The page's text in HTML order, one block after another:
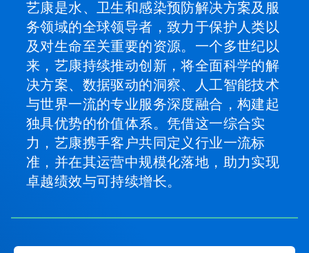
艺康是水、卫生和感染预防解决方案及服
务领域的全球领导者，致力于保护人类以
及对生命至关重要的资源。一个多世纪以
来，艺康持续推动创新，将全面科学的解
决方案、数据驱动的洞察、人工智能技术
与世界一流的专业服务深度融合，构建起
独具优势的价值体系。凭借这一综合实
力，艺康携手客户共同定义行业一流标
准，并在其运营中规模化落地，助力实现
卓越绩效与可持续增长。